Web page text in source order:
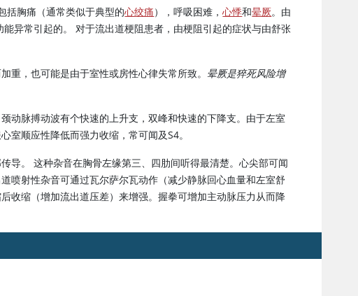
括胸痛（通常类似于典型的心绞痛），呼吸困难，心悸和晕厥。由
异常引起的。 对于流出道梗阻患者，由梗阻引起的症状与由舒张
重，也可能是由于室性或房性心律失常所致。晕厥是猝死风险增
动脉搏动波有个快速的上升支，双峰和快速的下降支。由于左室
室顺应性降低而强力收缩，常可闻及S4。
导。 这种杂音在胸骨左缘第三、四肋间听得最清楚。心尖部可闻
喷射性杂音可通过瓦尔萨尔瓦动作（减少静脉回心血量和左室舒
收缩（增加流出道压差）来增强。握拳可增加主动脉压力从而降